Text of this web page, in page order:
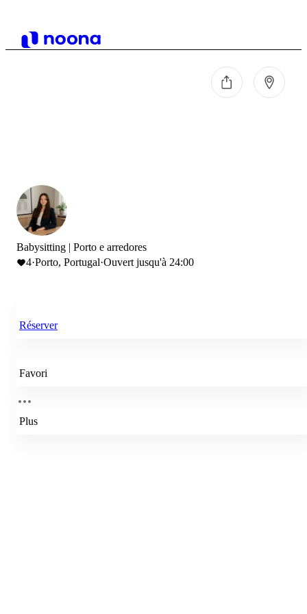
Babysitting | Porto e arredores
4·Porto, Portugal·Ouvert jusqu'à 24:00
Réserver
Favori
Plus